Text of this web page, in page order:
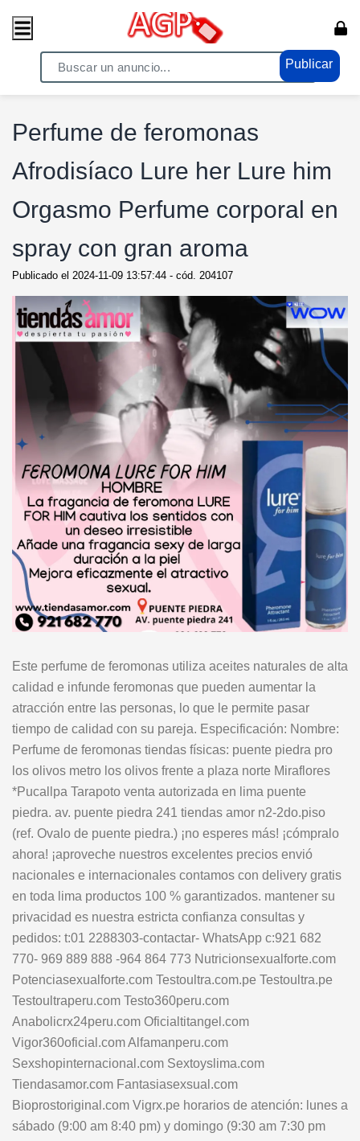
Publicar
/ Compras/Ventas / Anuncios
Perfume de feromonas
Afrodisíaco Lure her Lure him
Orgasmo Perfume corporal en
spray con gran aroma
Publicado el 2024-11-09 13:57:44 - cód. 204107
Este perfume de feromonas utiliza aceites naturales de alta
calidad e infunde feromonas que pueden aumentar la
atracción entre las personas, lo que le permite pasar
tiempo de calidad con su pareja. Especificación: Nombre:
Perfume de feromonas tiendas físicas: puente piedra pro
los olivos metro los olivos frente a plaza norte Miraflores
*Pucallpa Tarapoto venta autorizada en lima puente
piedra. av. puente piedra 241 tiendas amor n2-2do.piso
(ref. Ovalo de puente piedra.) ¡no esperes más! ¡cómpralo
ahora! ¡aproveche nuestros excelentes precios envió
nacionales e internacionales contamos con delivery gratis
en toda lima productos 100 % garantizados. mantener su
privacidad es nuestra estricta confianza consultas y
pedidos: t:01 2288303-contactar- WhatsApp c:921 682
770- 969 889 888 -964 864 773 Nutricionsexualforte.com
Potenciasexualforte.com Testoultra.com.pe Testoultra.pe
Testoultraperu.com Testo360peru.com
Anabolicrx24peru.com Oficialtitangel.com
Vigor360oficial.com Alfamanperu.com
Sexshopinternacional.com Sextoyslima.com
Tiendasamor.com Fantasiasexsual.com
Bioprostoriginal.com Vigrx.pe horarios de atención: lunes a
sábado (9:00 am 8:40 pm) y domingo (9:30 am 7:30 pm